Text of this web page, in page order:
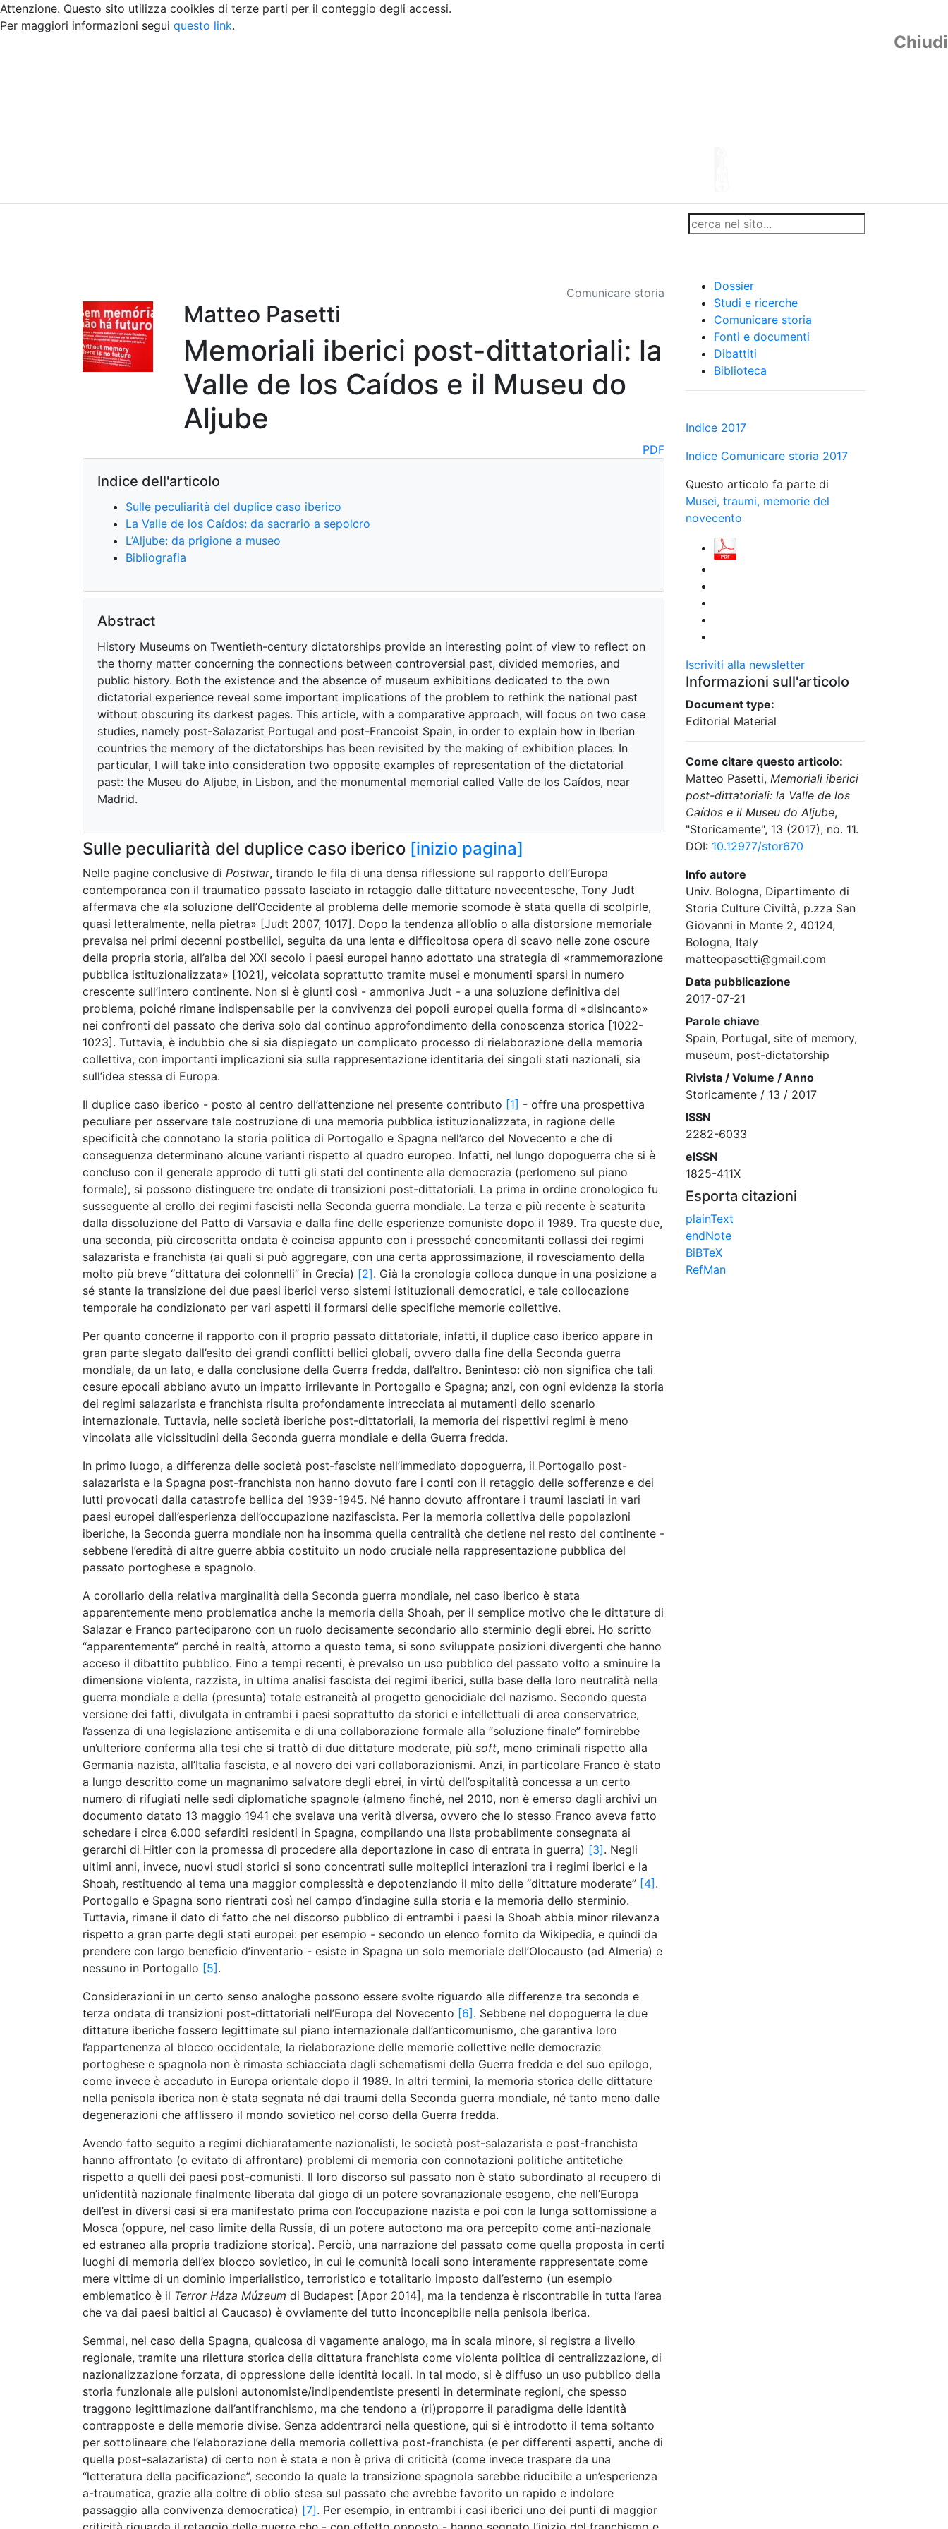
Attenzione. Questo sito utilizza cooikies di terze parti per il conteggio degli accessi.
Per maggiori informazioni segui questo link.
Chiudi
Comunicare storia
Matteo Pasetti
Memoriali iberici post-dittatoriali: la
Valle de los Caídos e il Museu do
Aljube
PDF
Indice dell'articolo
Sulle peculiarità del duplice caso iberico
La Valle de los Caídos: da sacrario a sepolcro
L’Aljube: da prigione a museo
Bibliografia
Abstract
History Museums on Twentieth-century dictatorships provide an interesting point of view to reflect on
the thorny matter concerning the connections between controversial past, divided memories, and
public history. Both the existence and the absence of museum exhibitions dedicated to the own
dictatorial experience reveal some important implications of the problem to rethink the national past
without obscuring its darkest pages. This article, with a comparative approach, will focus on two case
studies, namely post-Salazarist Portugal and post-Francoist Spain, in order to explain how in Iberian
countries the memory of the dictatorships has been revisited by the making of exhibition places. In
particular, I will take into consideration two opposite examples of representation of the dictatorial
past: the Museu do Aljube, in Lisbon, and the monumental memorial called Valle de los Caídos, near
Madrid.
Sulle peculiarità del duplice caso iberico [inizio pagina]
Nelle pagine conclusive di Postwar, tirando le fila di una densa riflessione sul rapporto dell’Europa
contemporanea con il traumatico passato lasciato in retaggio dalle dittature novecentesche, Tony Judt
affermava che «la soluzione dell’Occidente al problema delle memorie scomode è stata quella di scolpirle,
quasi letteralmente, nella pietra» [Judt 2007, 1017]. Dopo la tendenza all’oblio o alla distorsione memoriale
prevalsa nei primi decenni postbellici, seguita da una lenta e difficoltosa opera di scavo nelle zone oscure
della propria storia, all’alba del XXI secolo i paesi europei hanno adottato una strategia di «rammemorazione
pubblica istituzionalizzata» [1021], veicolata soprattutto tramite musei e monumenti sparsi in numero
crescente sull’intero continente. Non si è giunti così - ammoniva Judt - a una soluzione definitiva del
problema, poiché rimane indispensabile per la convivenza dei popoli europei quella forma di «disincanto»
nei confronti del passato che deriva solo dal continuo approfondimento della conoscenza storica [1022-
1023]. Tuttavia, è indubbio che si sia dispiegato un complicato processo di rielaborazione della memoria
collettiva, con importanti implicazioni sia sulla rappresentazione identitaria dei singoli stati nazionali, sia
sull’idea stessa di Europa.
Il duplice caso iberico - posto al centro dell’attenzione nel presente contributo [1] - offre una prospettiva
peculiare per osservare tale costruzione di una memoria pubblica istituzionalizzata, in ragione delle
specificità che connotano la storia politica di Portogallo e Spagna nell’arco del Novecento e che di
conseguenza determinano alcune varianti rispetto al quadro europeo. Infatti, nel lungo dopoguerra che si è
concluso con il generale approdo di tutti gli stati del continente alla democrazia (perlomeno sul piano
formale), si possono distinguere tre ondate di transizioni post-dittatoriali. La prima in ordine cronologico fu
susseguente al crollo dei regimi fascisti nella Seconda guerra mondiale. La terza e più recente è scaturita
dalla dissoluzione del Patto di Varsavia e dalla fine delle esperienze comuniste dopo il 1989. Tra queste due,
una seconda, più circoscritta ondata è coincisa appunto con i pressoché concomitanti collassi dei regimi
salazarista e franchista (ai quali si può aggregare, con una certa approssimazione, il rovesciamento della
molto più breve “dittatura dei colonnelli” in Grecia) [2]. Già la cronologia colloca dunque in una posizione a
sé stante la transizione dei due paesi iberici verso sistemi istituzionali democratici, e tale collocazione
temporale ha condizionato per vari aspetti il formarsi delle specifiche memorie collettive.
Per quanto concerne il rapporto con il proprio passato dittatoriale, infatti, il duplice caso iberico appare in
gran parte slegato dall’esito dei grandi conflitti bellici globali, ovvero dalla fine della Seconda guerra
mondiale, da un lato, e dalla conclusione della Guerra fredda, dall’altro. Beninteso: ciò non significa che tali
cesure epocali abbiano avuto un impatto irrilevante in Portogallo e Spagna; anzi, con ogni evidenza la storia
dei regimi salazarista e franchista risulta profondamente intrecciata ai mutamenti dello scenario
internazionale. Tuttavia, nelle società iberiche post-dittatoriali, la memoria dei rispettivi regimi è meno
vincolata alle vicissitudini della Seconda guerra mondiale e della Guerra fredda.
In primo luogo, a differenza delle società post-fasciste nell’immediato dopoguerra, il Portogallo post-
salazarista e la Spagna post-franchista non hanno dovuto fare i conti con il retaggio delle sofferenze e dei
lutti provocati dalla catastrofe bellica del 1939-1945. Né hanno dovuto affrontare i traumi lasciati in vari
paesi europei dall’esperienza dell’occupazione nazifascista. Per la memoria collettiva delle popolazioni
iberiche, la Seconda guerra mondiale non ha insomma quella centralità che detiene nel resto del continente -
sebbene l’eredità di altre guerre abbia costituito un nodo cruciale nella rappresentazione pubblica del
passato portoghese e spagnolo.
A corollario della relativa marginalità della Seconda guerra mondiale, nel caso iberico è stata
apparentemente meno problematica anche la memoria della Shoah, per il semplice motivo che le dittature di
Salazar e Franco parteciparono con un ruolo decisamente secondario allo sterminio degli ebrei. Ho scritto
“apparentemente” perché in realtà, attorno a questo tema, si sono sviluppate posizioni divergenti che hanno
acceso il dibattito pubblico. Fino a tempi recenti, è prevalso un uso pubblico del passato volto a sminuire la
dimensione violenta, razzista, in ultima analisi fascista dei regimi iberici, sulla base della loro neutralità nella
guerra mondiale e della (presunta) totale estraneità al progetto genocidiale del nazismo. Secondo questa
versione dei fatti, divulgata in entrambi i paesi soprattutto da storici e intellettuali di area conservatrice,
l’assenza di una legislazione antisemita e di una collaborazione formale alla “soluzione finale” fornirebbe
un’ulteriore conferma alla tesi che si trattò di due dittature moderate, più soft, meno criminali rispetto alla
Germania nazista, all’Italia fascista, e al novero dei vari collaborazionismi. Anzi, in particolare Franco è stato
a lungo descritto come un magnanimo salvatore degli ebrei, in virtù dell’ospitalità concessa a un certo
numero di rifugiati nelle sedi diplomatiche spagnole (almeno finché, nel 2010, non è emerso dagli archivi un
documento datato 13 maggio 1941 che svelava una verità diversa, ovvero che lo stesso Franco aveva fatto
schedare i circa 6.000 sefarditi residenti in Spagna, compilando una lista probabilmente consegnata ai
gerarchi di Hitler con la promessa di procedere alla deportazione in caso di entrata in guerra) [3]. Negli
ultimi anni, invece, nuovi studi storici si sono concentrati sulle molteplici interazioni tra i regimi iberici e la
Shoah, restituendo al tema una maggior complessità e depotenziando il mito delle “dittature moderate” [4] .
Portogallo e Spagna sono rientrati così nel campo d’indagine sulla storia e la memoria dello sterminio.
Tuttavia, rimane il dato di fatto che nel discorso pubblico di entrambi i paesi la Shoah abbia minor rilevanza
rispetto a gran parte degli stati europei: per esempio - secondo un elenco fornito da Wikipedia, e quindi da
prendere con largo beneficio d’inventario - esiste in Spagna un solo memoriale dell’Olocausto (ad Almeria) e
nessuno in Portogallo [5] .
Considerazioni in un certo senso analoghe possono essere svolte riguardo alle differenze tra seconda e
terza ondata di transizioni post-dittatoriali nell’Europa del Novecento [6] . Sebbene nel dopoguerra le due
dittature iberiche fossero legittimate sul piano internazionale dall’anticomunismo, che garantiva loro
l’appartenenza al blocco occidentale, la rielaborazione delle memorie collettive nelle democrazie
portoghese e spagnola non è rimasta schiacciata dagli schematismi della Guerra fredda e del suo epilogo,
come invece è accaduto in Europa orientale dopo il 1989. In altri termini, la memoria storica delle dittature
nella penisola iberica non è stata segnata né dai traumi della Seconda guerra mondiale, né tanto meno dalle
degenerazioni che afflissero il mondo sovietico nel corso della Guerra fredda.
Avendo fatto seguito a regimi dichiaratamente nazionalisti, le società post-salazarista e post-franchista
hanno affrontato (o evitato di affrontare) problemi di memoria con connotazioni politiche antitetiche
rispetto a quelli dei paesi post-comunisti. Il loro discorso sul passato non è stato subordinato al recupero di
un’identità nazionale finalmente liberata dal giogo di un potere sovranazionale esogeno, che nell’Europa
dell’est in diversi casi si era manifestato prima con l’occupazione nazista e poi con la lunga sottomissione a
Mosca (oppure, nel caso limite della Russia, di un potere autoctono ma ora percepito come anti-nazionale
ed estraneo alla propria tradizione storica). Perciò, una narrazione del passato come quella proposta in certi
luoghi di memoria dell’ex blocco sovietico, in cui le comunità locali sono interamente rappresentate come
mere vittime di un dominio imperialistico, terroristico e totalitario imposto dall’esterno (un esempio
emblematico è il Terror Háza Múzeum di Budapest [Apor 2014], ma la tendenza è riscontrabile in tutta l’area
che va dai paesi baltici al Caucaso) è ovviamente del tutto inconcepibile nella penisola iberica.
Semmai, nel caso della Spagna, qualcosa di vagamente analogo, ma in scala minore, si registra a livello
regionale, tramite una rilettura storica della dittatura franchista come violenta politica di centralizzazione, di
nazionalizzazione forzata, di oppressione delle identità locali. In tal modo, si è diffuso un uso pubblico della
storia funzionale alle pulsioni autonomiste/indipendentiste presenti in determinate regioni, che spesso
traggono legittimazione dall’antifranchismo, ma che tendono a (ri)proporre il paradigma delle identità
contrapposte e delle memorie divise. Senza addentrarci nella questione, qui si è introdotto il tema soltanto
per sottolineare che l’elaborazione della memoria collettiva post-franchista (e per differenti aspetti, anche di
quella post-salazarista) di certo non è stata e non è priva di criticità (come invece traspare da una
“letteratura della pacificazione”, secondo la quale la transizione spagnola sarebbe riducibile a un’esperienza
a-traumatica, grazie alla coltre di oblio stesa sul passato che avrebbe favorito un rapido e indolore
passaggio alla convivenza democratica) [7]. Per esempio, in entrambi i casi iberici uno dei punti di maggior
Dossier
Studi e ricerche
Comunicare storia
Fonti e documenti
Dibattiti
Biblioteca
Indice 2017
Indice Comunicare storia 2017
Questo articolo fa parte di
Musei, traumi, memorie del
novecento
Iscriviti alla newsletter
Informazioni sull'articolo
Document type:
Editorial Material
Come citare questo articolo:
Matteo Pasetti, Memoriali iberici
post-dittatoriali: la Valle de los
Caídos e il Museu do Aljube,
"Storicamente", 13 (2017), no. 11.
DOI: 10.12977/stor670
Info autore
Univ. Bologna, Dipartimento di
Storia Culture Civiltà, p.zza San
Giovanni in Monte 2, 40124,
Bologna, Italy
matteopasetti@gmail.com
Data pubblicazione
2017-07-21
Parole chiave
Spain, Portugal, site of memory,
museum, post-dictatorship
Rivista / Volume / Anno
Storicamente / 13 / 2017
ISSN
2282-6033
eISSN
1825-411X
Esporta citazioni
plainText
endNote
BiBTeX
RefMan